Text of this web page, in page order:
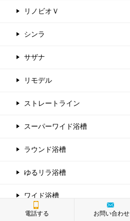
リノビオＶ
シンラ
サザナ
リモデル
ストレートライン
スーパーワイド浴槽
ラウンド浴槽
ゆるリラ浴槽
ワイド浴槽
スクエア浴槽
電話する お問い合わせ